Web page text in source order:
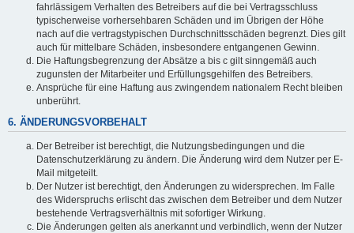
fahrlässigem Verhalten des Betreibers auf die bei Vertragsschluss
typischerweise vorhersehbaren Schäden und im Übrigen der Höhe
nach auf die vertragstypischen Durchschnittsschäden begrenzt. Dies gilt
auch für mittelbare Schäden, insbesondere entgangenen Gewinn.
Die Haftungsbegrenzung der Absätze a bis c gilt sinngemäß auch
zugunsten der Mitarbeiter und Erfüllungsgehilfen des Betreibers.
Ansprüche für eine Haftung aus zwingendem nationalem Recht bleiben
unberührt.
6. ÄNDERUNGSVORBEHALT
Der Betreiber ist berechtigt, die Nutzungsbedingungen und die
Datenschutzerklärung zu ändern. Die Änderung wird dem Nutzer per E-
Mail mitgeteilt.
Der Nutzer ist berechtigt, den Änderungen zu widersprechen. Im Falle
des Widerspruchs erlischt das zwischen dem Betreiber und dem Nutzer
bestehende Vertragsverhältnis mit sofortiger Wirkung.
Die Änderungen gelten als anerkannt und verbindlich, wenn der Nutzer